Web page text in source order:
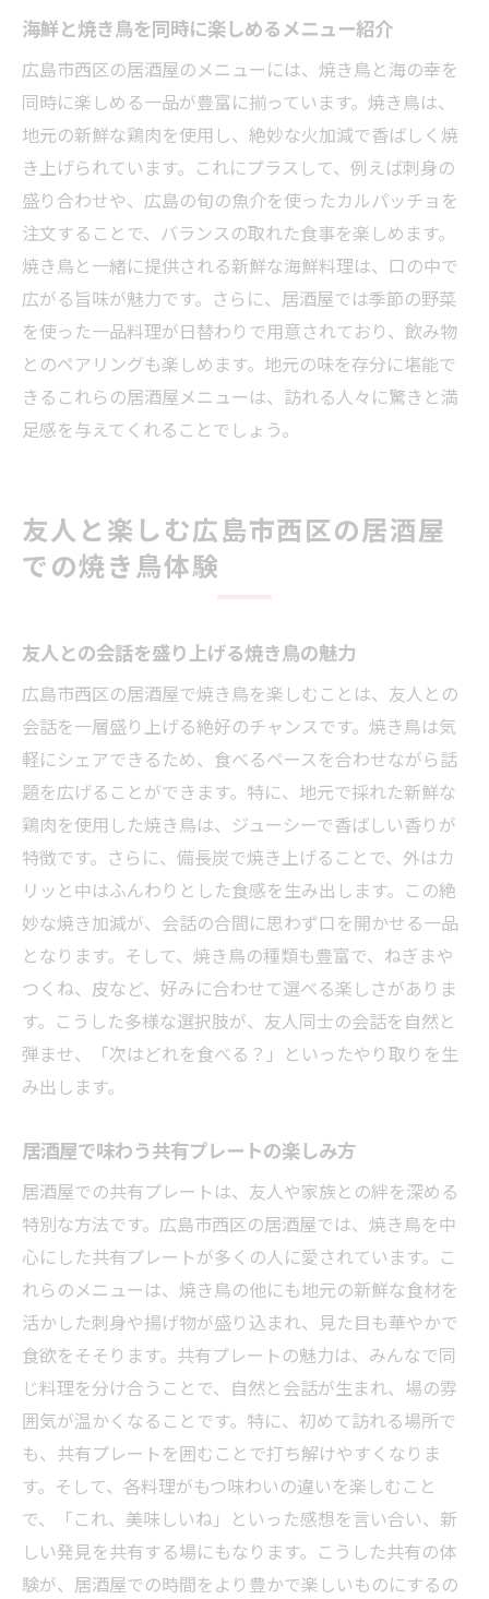
海鮮と焼き鳥を同時に楽しめるメニュー紹介
広島市西区の居酒屋のメニューには、焼き鳥と海の幸を
同時に楽しめる一品が豊富に揃っています。焼き鳥は、
地元の新鮮な鶏肉を使用し、絶妙な火加減で香ばしく焼
き上げられています。これにプラスして、例えば刺身の
盛り合わせや、広島の旬の魚介を使ったカルパッチョを
注文することで、バランスの取れた食事を楽しめます。
焼き鳥と一緒に提供される新鮮な海鮮料理は、口の中で
広がる旨味が魅力です。さらに、居酒屋では季節の野菜
を使った一品料理が日替わりで用意されており、飲み物
とのペアリングも楽しめます。地元の味を存分に堪能で
きるこれらの居酒屋メニューは、訪れる人々に驚きと満
足感を与えてくれることでしょう。
友人と楽しむ広島市西区の居酒屋
での焼き鳥体験
友人との会話を盛り上げる焼き鳥の魅力
広島市西区の居酒屋で焼き鳥を楽しむことは、友人との
会話を一層盛り上げる絶好のチャンスです。焼き鳥は気
軽にシェアできるため、食べるペースを合わせながら話
題を広げることができます。特に、地元で採れた新鮮な
鶏肉を使用した焼き鳥は、ジューシーで香ばしい香りが
特徴です。さらに、備長炭で焼き上げることで、外はカ
リッと中はふんわりとした食感を生み出します。この絶
妙な焼き加減が、会話の合間に思わず口を開かせる一品
となります。そして、焼き鳥の種類も豊富で、ねぎまや
つくね、皮など、好みに合わせて選べる楽しさがありま
す。こうした多様な選択肢が、友人同士の会話を自然と
弾ませ、「次はどれを食べる？」といったやり取りを生
み出します。
居酒屋で味わう共有プレートの楽しみ方
居酒屋での共有プレートは、友人や家族との絆を深める
特別な方法です。広島市西区の居酒屋では、焼き鳥を中
心にした共有プレートが多くの人に愛されています。こ
れらのメニューは、焼き鳥の他にも地元の新鮮な食材を
活かした刺身や揚げ物が盛り込まれ、見た目も華やかで
食欲をそそります。共有プレートの魅力は、みんなで同
じ料理を分け合うことで、自然と会話が生まれ、場の雰
囲気が温かくなることです。特に、初めて訪れる場所で
も、共有プレートを囲むことで打ち解けやすくなりま
す。そして、各料理がもつ味わいの違いを楽しむこと
で、「これ、美味しいね」といった感想を言い合い、新
しい発見を共有する場にもなります。こうした共有の体
験が、居酒屋での時間をより豊かで楽しいものにするの